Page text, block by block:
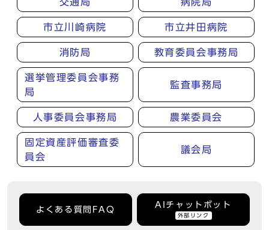
市立川崎病院 市立井田病院
消防局 教育委員会事務局
選挙管理委員会事務
局
監査事務局
人事委員会事務局 農業委員会
固定資産評価審査委
員会
議会局
よくある質問FAQ
AIチャットボット
外部リンク